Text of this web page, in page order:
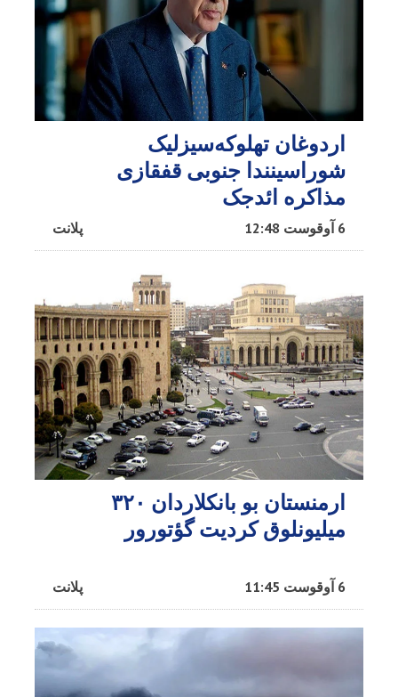
اردوغان تهلوکه‌سیزلیک
شوراسینندا جنوبی قفقازی
مذاکره ائد‌جک
پلانت 6 آوقوست 12:48
ارمنستان بو بانکلاردان ۳۲۰
میلیونلوق کردیت گؤتورور
پلانت 6 آوقوست 11:45